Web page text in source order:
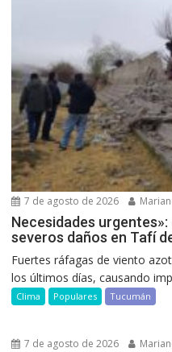
7 de agosto de 2026
Necesidades
severos daños en Tafí
Fuertes ráfagas de viento
los últimos días, causando
Clima Populares Tucumán
7 de agosto de 2026